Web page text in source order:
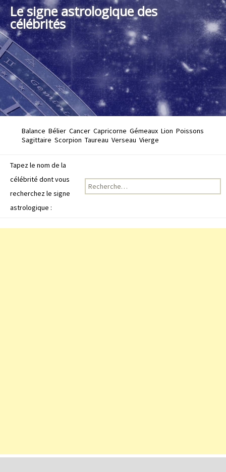
Le signe astrologique des
célébrités
Balance Bélier Cancer Capricorne Gémeaux Lion Poissons
Sagittaire Scorpion Taureau Verseau Vierge
Tapez le nom de la
célébrité dont vous
recherchez le signe
astrologique :
Recherche pour :